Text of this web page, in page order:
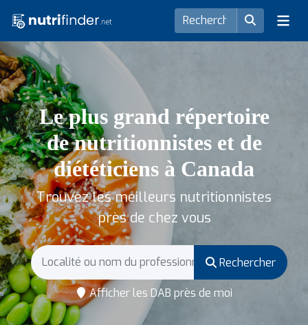
Le plus grand répertoire
de nutritionnistes et de
diététiciens à Canada
Trouvez les meilleurs nutritionnistes
près de chez vous
Rechercher
Afficher les DAB près de moi